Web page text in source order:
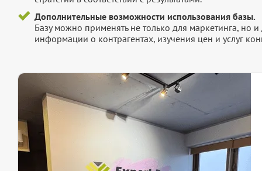
Дополнительные возможности использования базы.
Базу можно применять не только для маркетинга, но
информации о контрагентах, изучения цен и услуг